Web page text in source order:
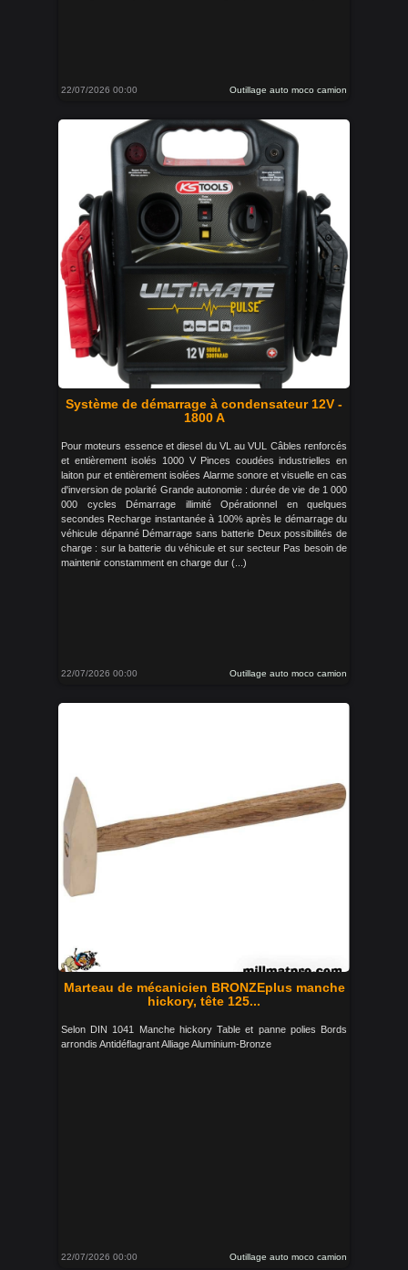
22/07/2026 00:00 Outillage auto moco camion
Système de démarrage à condensateur 12V -
1800 A
Pour moteurs essence et diesel du VL au VUL Câbles renforcés
et entièrement isolés 1000 V Pinces coudées industrielles en
laiton pur et entièrement isolées Alarme sonore et visuelle en cas
d'inversion de polarité Grande autonomie : durée de vie de 1 000
000 cycles Démarrage illimité Opérationnel en quelques
secondes Recharge instantanée à 100% après le démarrage du
véhicule dépanné Démarrage sans batterie Deux possibilités de
charge : sur la batterie du véhicule et sur secteur Pas besoin de
maintenir constamment en charge dur (...)
22/07/2026 00:00 Outillage auto moco camion
Marteau de mécanicien BRONZEplus manche
hickory, tête 125...
Selon DIN 1041 Manche hickory Table et panne polies Bords
arrondis Antidéflagrant Alliage Aluminium-Bronze
22/07/2026 00:00 Outillage auto moco camion